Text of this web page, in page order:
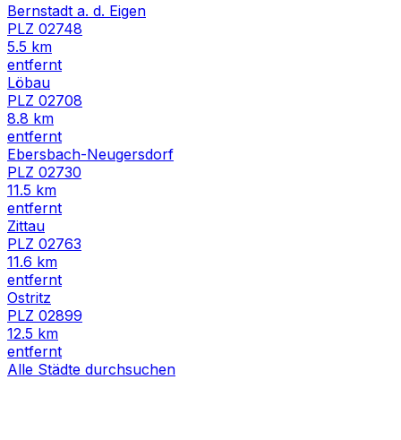
Bernstadt a. d. Eigen
PLZ 02748
5.5 km
entfernt
Löbau
PLZ 02708
8.8 km
entfernt
Ebersbach-Neugersdorf
PLZ 02730
11.5 km
entfernt
Zittau
PLZ 02763
11.6 km
entfernt
Ostritz
PLZ 02899
12.5 km
entfernt
Alle Städte durchsuchen